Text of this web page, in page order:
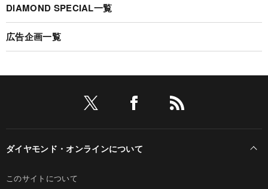
DIAMOND SPECIAL一覧
広告企画一覧
ダイヤモンド・オンラインについて
このサイトについて